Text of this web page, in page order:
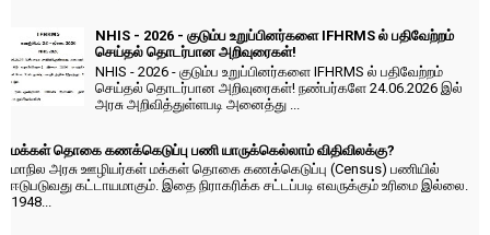
NHIS - 2026 - குடும்ப உறுப்பினர்களை IFHRMS ல் பதிவேற்றம்
செய்தல் தொடர்பான அறிவுரைகள்!
NHIS - 2026 - குடும்ப உறுப்பினர்களை IFHRMS ல் பதிவேற்றம்
செய்தல் தொடர்பான அறிவுரைகள்! நண்பர்களே 24.06.2026 இல்
அரசு அறிவித்துள்ளபடி அனைத்து ...
மக்கள் தொகை கணக்கெடுப்பு பணி யாருக்கெல்லாம் விதிவிலக்கு?
மாநில அரசு ஊழியர்கள் மக்கள் தொகை கணக்கெடுப்பு (Census) பணியில்
ஈடுபடுவது கட்டாயமாகும். இதை நிராகரிக்க சட்டப்படி எவருக்கும் உரிமை இல்லை.
1948...